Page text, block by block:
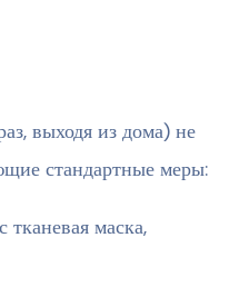
выходя из дома) не
стандартные меры:
тканевая маска,